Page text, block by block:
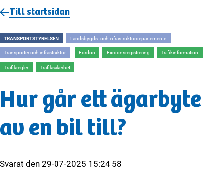
Till startsidan
TRANSPORTSTYRELSEN Landsbygds- och infrastrukturdepartementet
Transporter och infrastruktur Fordon Fordonsregistrering Trafikinformation
Trafikregler Trafiksäkerhet
Hur går ett ägarbyte
av en bil till?
Svarat den29-07-2025 15:24:58